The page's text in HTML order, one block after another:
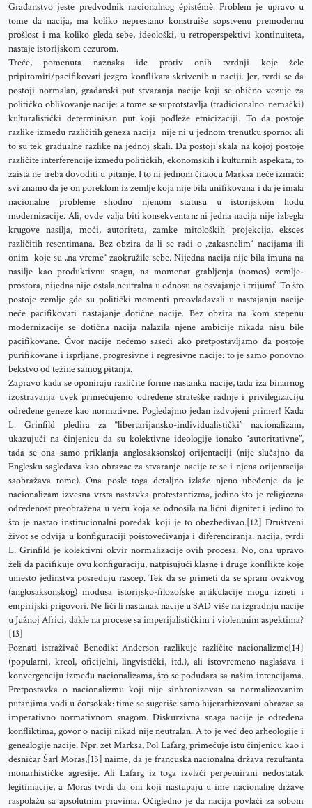
Građanstvo jeste predvodnik nacionalnog épistémè. Problem je upravo u
tome da nacija, ma koliko neprestano konstruiše sopstvenu premodernu
prošlost i ma koliko gleda sebe, ideološki, u retroperspektivi kontinuiteta,
nastaje istorijskom cezurom.
Treće, pomenuta naznaka ide protiv onih tvrdnji koje žele
pripitomiti/pacifikovati jezgro konflikata skrivenih u naciji. Jer, tvrdi se da
postoji normalan, građanski put stvaranja nacije koji se obično vezuje za
političko oblikovanje nacije: a tome se suprotstavlja (tradicionalno: nemački)
kulturalistički determinisan put koji podleže etnicizaciji. To da postoje
razlike između različitih geneza nacija nije ni u jednom trenutku sporno: ali
to su tek gradualne razlike na jednoj skali. Da postoji skala na kojoj postoje
različite interferencije između političkih, ekonomskih i kulturnih aspekata, to
zaista ne treba dovoditi u pitanje. I to ni jednom čitaocu Marksa neće izmaći:
svi znamo da je on poreklom iz zemlje koja nije bila unifikovana i da je imala
nacionalne probleme shodno njenom statusu u istorijskom hodu
modernizacije. Ali, ovde valja biti konsekventan: ni jedna nacija nije izbegla
krugove nasilja, moći, autoriteta, zamke mitoloških projekcija, eksces
različitih resentimana. Bez obzira da li se radi o „zakasnelim“ nacijama ili
onim koje su „na vreme“ zaokružile sebe. Nijedna nacija nije bila imuna na
nasilje kao produktivnu snagu, na momenat grabljenja (nomos) zemlje-
prostora, nijedna nije ostala neutralna u odnosu na osvajanje i trijumf. To što
postoje zemlje gde su politički momenti preovladavali u nastajanju nacije
neće pacifikovati nastajanje dotične nacije. Bez obzira na kom stepenu
modernizacije se dotična nacija nalazila njene ambicije nikada nisu bile
pacifikovane. Čvor nacije nećemo saseći ako pretpostavljamo da postoje
purifikovane i isprljane, progresivne i regresivne nacije: to je samo ponovno
bekstvo od težine samog pitanja.
Zapravo kada se oponiraju različite forme nastanka nacije, tada iza binarnog
izoštravanja uvek primećujemo određene strateške radnje i privilegizaciju
određene geneze kao normativne. Pogledajmo jedan izdvojeni primer! Kada
L. Grinfild pledira za “libertarijansko-individualistički” nacionalizam,
ukazujući na činjenicu da su kolektivne ideologije ionako “autoritativne”,
tada se ona samo priklanja anglosaksonskoj orijentaciji (nije slučajno da
Englesku sagledava kao obrazac za stvaranje nacije te se i njena orijentacija
saobražava tome). Ona posle toga detaljno izlaže njeno ubeđenje da je
nacionalizam izvesna vrsta nastavka protestantizma, jedino što je religiozna
određenost preobražena u veru koja se odnosila na lični dignitet i jedino to
što je nastao institucionalni poredak koji je to obezbeđivao.[12] Društveni
život se odvija u konfiguraciji poistovećivanja i diferenciranja: nacija, tvrdi
L. Grinfild je kolektivni okvir normalizacije ovih procesa. No, ona upravo
želi da pacifikuje ovu konfiguraciju, natpisujući klasne i druge konflikte koje
umesto jedinstva posreduju rascep. Tek da se primeti da se spram ovakvog
(anglosaksonskog) modusa istorijsko-filozofske artikulacije mogu izneti i
empirijski prigovori. Ne liči li nastanak nacije u SAD više na izgradnju nacije
u Južnoj Africi, dakle na procese sa imperijalističkim i violentnim aspektima?
[13]
Poznati istraživač Benedikt Anderson razlikuje različite nacionalizme[14]
(popularni, kreol, oficijelni, lingvistički, itd.), ali istovremeno naglašava i
konvergenciju između nacionalizama, što se podudara sa našim intencijama.
Pretpostavka o nacionalizmu koji nije sinhronizovan sa normalizovanim
putanjima vodi u ćorsokak: time se sugeriše samo hijerarhizovani obrazac sa
imperativno normativnom snagom. Diskurzivna snaga nacije je određena
konfliktima, govor o naciji nikad nije neutralan. A to je već deo arheologije i
genealogije nacije. Npr. zet Marksa, Pol Lafarg, primećuje istu činjenicu kao i
desničar Šarl Moras,[15] naime, da je francuska nacionalna država rezultanta
monarhističke agresije. Ali Lafarg iz toga izvlači perpetuirani nedostatak
legitimacije, a Moras tvrdi da oni koji nastupaju u ime nacionalne države
raspolažu sa apsolutnim pravima. Očigledno je da nacija povlači za sobom